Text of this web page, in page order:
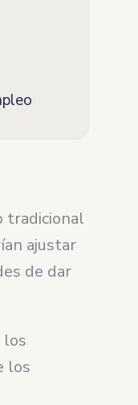
tradicional
ajustar
de dar
los
los